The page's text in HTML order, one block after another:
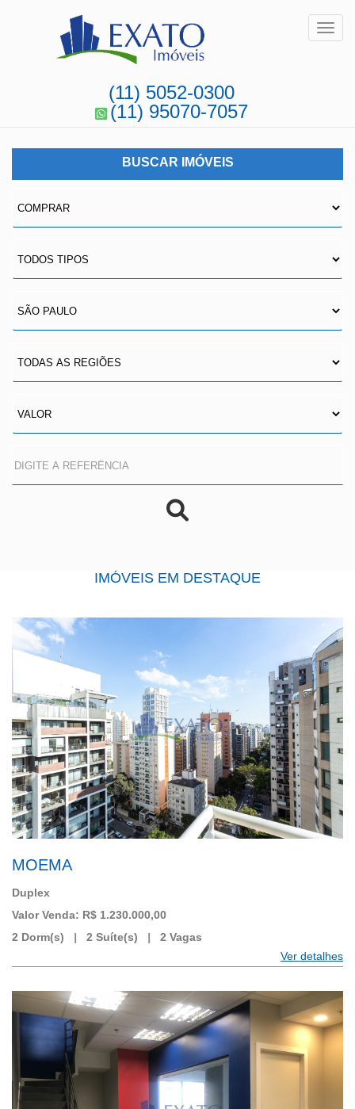
(11) 5052-0300
(11) 95070-7057
BUSCAR IMÓVEIS
IMÓVEIS EM DESTAQUE
MOEMA
Duplex
Valor Venda: R$ 1.230.000,00
2 Dorm(s) | 2 Suíte(s) | 2 Vagas
Ver detalhes